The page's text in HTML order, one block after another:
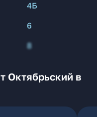
4Б
6
8
Октябрьский в